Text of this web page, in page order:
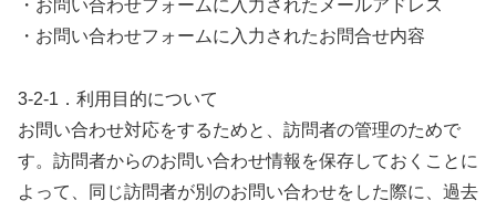
・お問い合わせフォームに入力されたメールアドレス
・お問い合わせフォームに入力されたお問合せ内容
3-2-1．利用目的について
お問い合わせ対応をするためと、訪問者の管理のためで
す。訪問者からのお問い合わせ情報を保存しておくことに
よって、同じ訪問者が別のお問い合わせをした際に、過去